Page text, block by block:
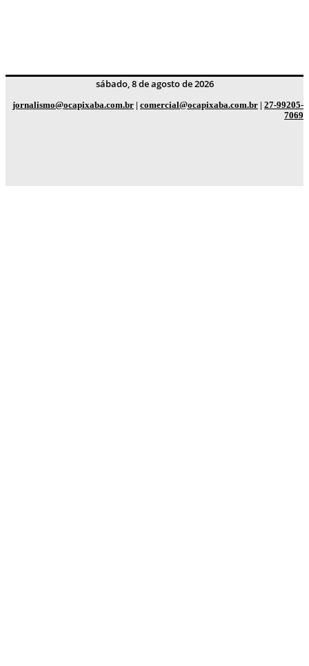
sábado, 8 de agosto de 2026
jornalismo@ocapixaba.com.br | comercial@ocapixaba.com.br | 27-99205-
7069